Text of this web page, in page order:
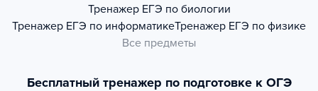
Тренажер ЕГЭ по биологии
Тренажер ЕГЭ по информатикеТренажер ЕГЭ по физике
Все предметы
Бесплатный тренажер по подготовке к ОГЭ